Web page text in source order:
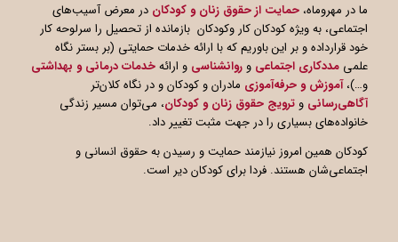
ما در مهروماه، حمایت از حقوق زنان و کودکان در معرض آسیب‌های
اجتماعی، به ویژه کودکان کار وکودکان بازمانده از تحصیل را سرلوحه کار
خود قرارداده و بر این باوریم که با ارائه خدمات حمایتی (بر بستر نگاه
علمی مددکاری اجتماعی وروانشناسی و ارائهخدمات درمانی و بهداشتی
و…)،آموزش و حرفه‌آموزی مادران و کودکان و در نگاه کلان‌تر
آگاهیرسانی وترویج حقوق زنان و کودکان، می‌توان مسیر زندگی
خانواده‌های بسیاری را در جهت مثبت تغییر داد.
کودکان همین امروز نیازمند حمایت و رسیدن به حقوق انسانی و
اجتماعی‌شان هستند. فردا برای کودکان دیر است.